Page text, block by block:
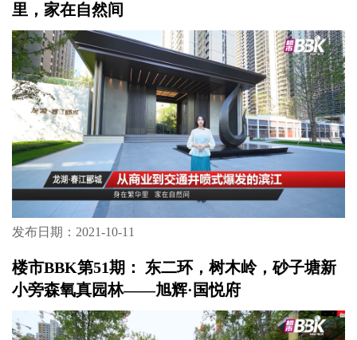
里，家在自然间
发布日期：2021-10-11
楼市BBK第51期： 东二环，树木岭，砂子塘新
小旁森氧真园林——旭辉·国悦府